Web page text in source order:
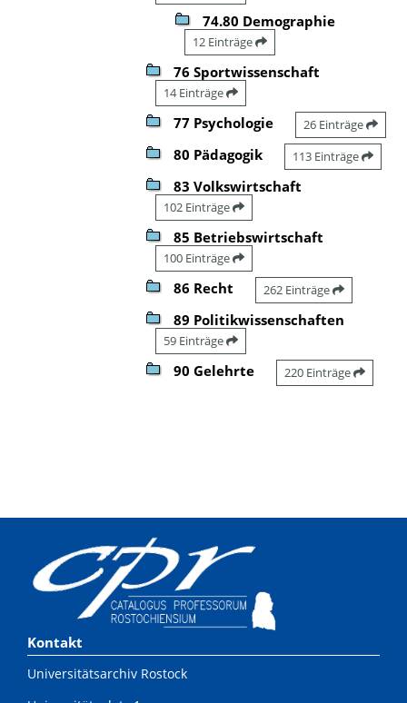
74.80 Demographie
12 Einträge
76 Sportwissenschaft
14 Einträge
77 Psychologie 26 Einträge
80 Pädagogik 113 Einträge
83 Volkswirtschaft
102 Einträge
85 Betriebswirtschaft
100 Einträge
86 Recht 262 Einträge
89 Politikwissenschaften
59 Einträge
90 Gelehrte 220 Einträge
Kontakt
Universitätsarchiv Rostock